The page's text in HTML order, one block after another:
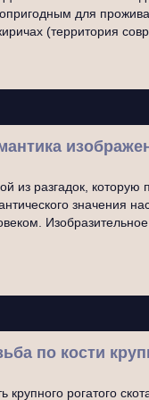
для
(территория
из разгадок, которую
значения
по кости
крупного рогатого